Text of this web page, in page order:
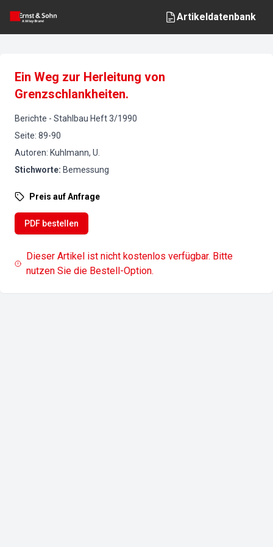
Artikeldatenbank
Ein Weg zur Herleitung von
Grenzschlankheiten.
Berichte - Stahlbau Heft3/1990
Seite: 89-90
Autoren: Kuhlmann, U.
Stichworte: Bemessung
Preis auf Anfrage
PDF bestellen
Dieser Artikel ist nicht kostenlos verfügbar. Bitte
nutzen Sie die Bestell-Option.